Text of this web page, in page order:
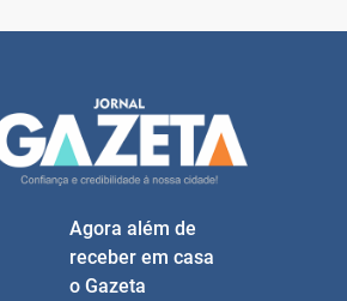
Agora além de
receber em casa
o Gazeta